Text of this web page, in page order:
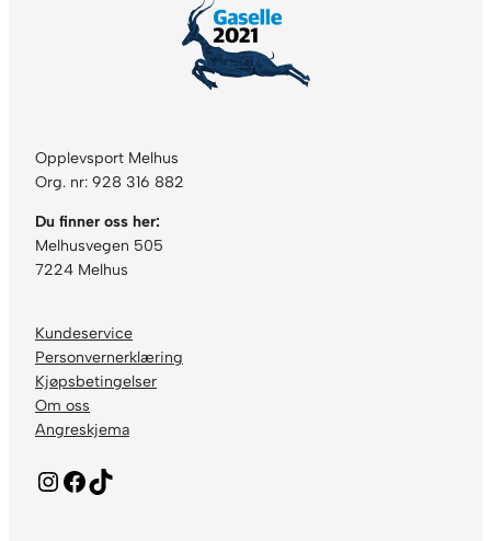
Opplevsport Melhus
Org. nr: 928 316 882
Du finner oss her:
Melhusvegen 505
7224 Melhus
Kundeservice
Personvernerklæring
Kjøpsbetingelser
Om oss
Angreskjema
Instagram Facebook TikTok